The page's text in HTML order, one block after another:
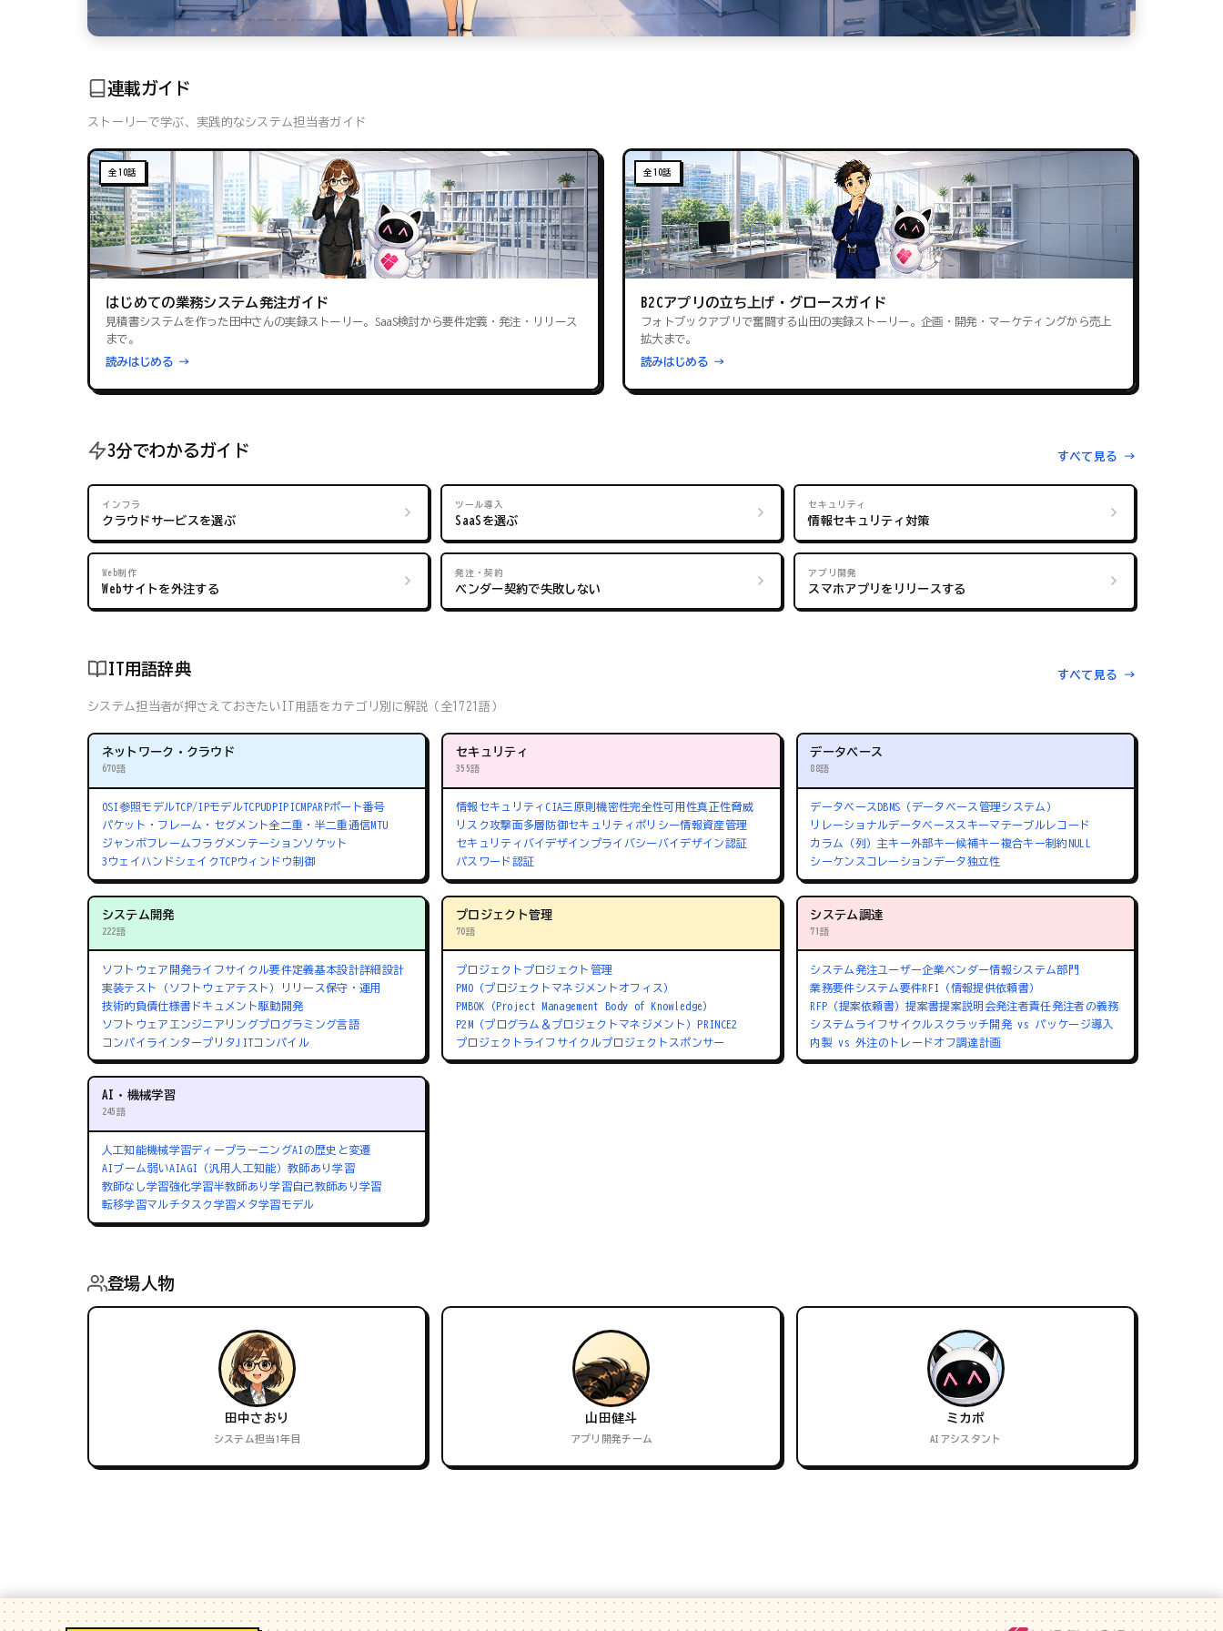
連載ガイド
ストーリーで学ぶ、実践的なシステム担当者ガイド
全10話
はじめての業務システム発注ガイド
見積書システムを作った田中さんの実録ストーリー。SaaS検討から要件定義・発注・リリース
まで。
読みはじめる →
全10話
B2Cアプリの立ち上げ・グロースガイド
フォトブックアプリで奮闘する山田の実録ストーリー。企画・開発・マーケティングから売上
拡大まで。
読みはじめる →
3分でわかるガイド すべて見る →
インフラ
クラウドサービスを選ぶ
ツール導入
SaaSを選ぶ
セキュリティ
情報セキュリティ対策
Web制作
Webサイトを外注する
発注・契約
ベンダー契約で失敗しない
アプリ開発
スマホアプリをリリースする
IT用語辞典 すべて見る →
システム担当者が押さえておきたいIT用語をカテゴリ別に解説（全1721語）
ネットワーク・クラウド
670語
OSI参照モデルTCP/IPモデルTCPUDPIPICMPARPポート番号
パケット・フレーム・セグメント全二重・半二重通信MTU
ジャンボフレーム フラグメンテーションソケット
3ウェイハンドシェイクTCPウィンドウ制御
セキュリティ
355語
情報セキュリティ CIA三原則機密性完全性可用性真正性脅威
リスク攻撃面多層防御セキュリティポリシー情報資産管理
セキュリティバイデザイン プライバシーバイデザイン認証
パスワード認証
データベース
88語
データベースDBMS（データベース管理システム）
リレーショナルデータベース スキーマ テーブルレコード
カラム（列）主キー外部キー候補キー複合キー制約NULL
シーケンス コレーションデータ独立性
システム開発
222語
ソフトウェア開発ライフサイクル要件定義基本設計詳細設計
実装テスト（ソフトウェアテスト） リリース保守・運用
技術的負債仕様書 ドキュメント駆動開発
ソフトウェアエンジニアリングプログラミング言語
コンパイラインタープリタ JITコンパイル
プロジェクト管理
70語
プロジェクト プロジェクト管理
PMO（プロジェクトマネジメントオフィス）
PMBOK（Project Management Body of Knowledge）
P2M（プログラム＆プロジェクトマネジメント）PRINCE2
プロジェクトライフサイクルプロジェクトスポンサー
システム調達
71語
システム発注ユーザー企業ベンダー情報システム部門
業務要件システム要件RFI（情報提供依頼書）
RFP（提案依頼書）提案書提案説明会発注者責任発注者の義務
システムライフサイクル スクラッチ開発 vs パッケージ導入
内製 vs 外注のトレードオフ調達計画
AI・機械学習
245語
人工知能機械学習ディープラーニングAIの歴史と変遷
AIブーム 弱いAIAGI（汎用人工知能）教師あり学習
教師なし学習強化学習半教師あり学習自己教師あり学習
転移学習マルチタスク学習メタ学習モデル
登場人物
田中さおり
システム担当1年目
山田健斗
アプリ開発チーム
ミカポ
AIアシスタント